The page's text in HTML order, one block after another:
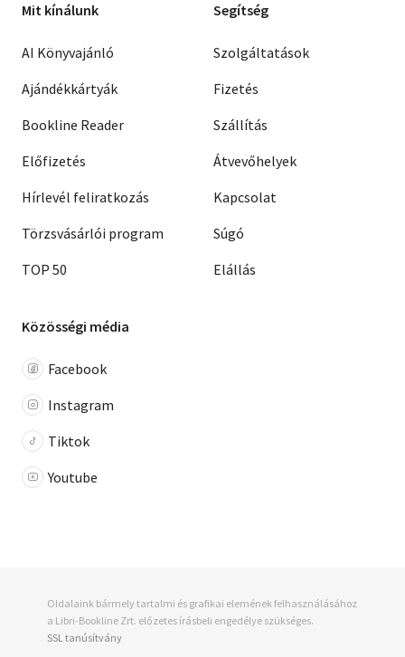
Mit kínálunk
AI Könyvajánló
Ajándékkártyák
Bookline Reader
Előfizetés
Hírlevél feliratkozás
Törzsvásárlói program
TOP 50
Segítség
Szolgáltatások
Fizetés
Szállítás
Átvevőhelyek
Kapcsolat
Súgó
Elállás
Közösségi média
Facebook
Instagram
Tiktok
Youtube
Oldalaink bármely tartalmi és grafikai elemének felhasználásához
a Libri-Bookline Zrt. előzetes írásbeli engedélye szükséges.
SSL tanúsítvány